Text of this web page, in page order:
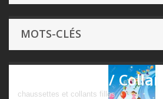
MOTS-CLÉS
Chaussettes /
chaussettes et collants filles